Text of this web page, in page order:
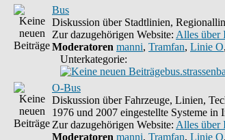
Bus
Diskussion über Stadtlinien,
Zur dazugehörigen Website: Alles über
Moderatoren manni, Tramfan, Linie O,
Unterkategorie:
O-Bus
Diskussion über Fahrzeuge, Linien,
1976 und 2007 eingestellte Systeme in
Zur dazugehörigen Website: Alles über
Moderatoren manni, Tramfan, Linie O,